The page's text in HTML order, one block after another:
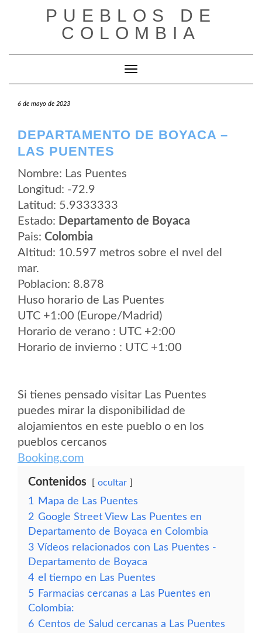
PUEBLOS DE
COLOMBIA
Cambiar modo de navegación
6 de mayo de 2023
DEPARTAMENTO DE BOYACA –
LAS PUENTES
Nombre: Las Puentes
Longitud: -72.9
Latitud: 5.9333333
Estado: Departamento de Boyaca
Pais: Colombia
Altitud: 10.597 metros sobre el nvel del
mar.
Poblacion: 8.878
Huso horario de Las Puentes
UTC +1:00 (Europe/Madrid)
Horario de verano : UTC +2:00
Horario de invierno : UTC +1:00
Si tienes pensado visitar Las Puentes
puedes mirar la disponibilidad de
alojamientos en este pueblo o en los
pueblos cercanos
Booking.com
Contenidos ocultar
1
Mapa de Las Puentes
2 Google Street View Las Puentes en
Departamento de Boyaca en Colombia
3 Vídeos relacionados con Las Puentes -
Departamento de Boyaca
4 el tiempo en Las Puentes
5 Farmacias cercanas a Las Puentes en
Colombia:
6 Centos de Salud cercanas a Las Puentes